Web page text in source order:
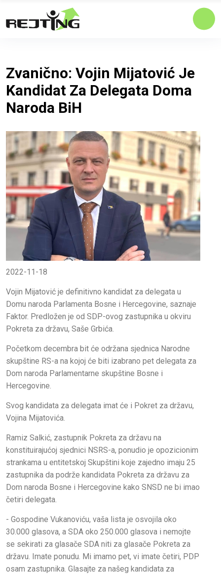
Zvanično: Vojin Mijatović Je
Kandidat Za Delegata Doma
Naroda BiH
2022-11-18
Vojin Mijatović je definitivno kandidat za delegata u
Domu naroda Parlamenta Bosne i Hercegovine, saznaje
Faktor. Predložen je od SDP-ovog zastupnika u okviru
Pokreta za državu, Saše Grbića.
Početkom decembra bit će održana sjednica Narodne
skupštine RS-a na kojoj će biti izabrano pet delegata za
Dom naroda Parlamentarne skupštine Bosne i
Hercegovine.
Svog kandidata za delegata imat će i Pokret za državu,
Vojina Mijatovića.
Ramiz Salkić, zastupnik Pokreta za državu na
konstituirajućoj sjednici NSRS-a, ponudio je opozicionim
strankama u entitetskoj Skupštini koje zajedno imaju 25
zastupnika da podrže kandidata Pokreta za državu za
Dom naroda Bosne i Hercegovine kako SNSD ne bi imao
četiri delegata.
- Gospodine Vukanoviću, vaša lista je osvojila oko
30.000 glasova, a SDA oko 250.000 glasova i nemojte
se sekirati za glasače SDA niti za glasače Pokreta za
državu. Imate ponudu. Mi imamo pet, vi imate četiri, PDP
osam zastupnika. Glasajte za našeg kandidata za